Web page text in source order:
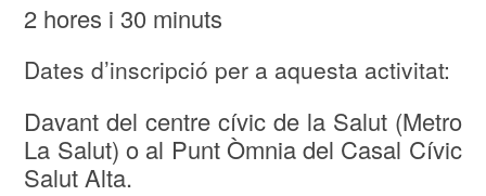
2 hores i 30 minuts
Dates d’inscripció per a aquesta activitat:
Davant del centre cívic de la Salut (Metro
La Salut) o al Punt Òmnia del Casal Cívic
Salut Alta.